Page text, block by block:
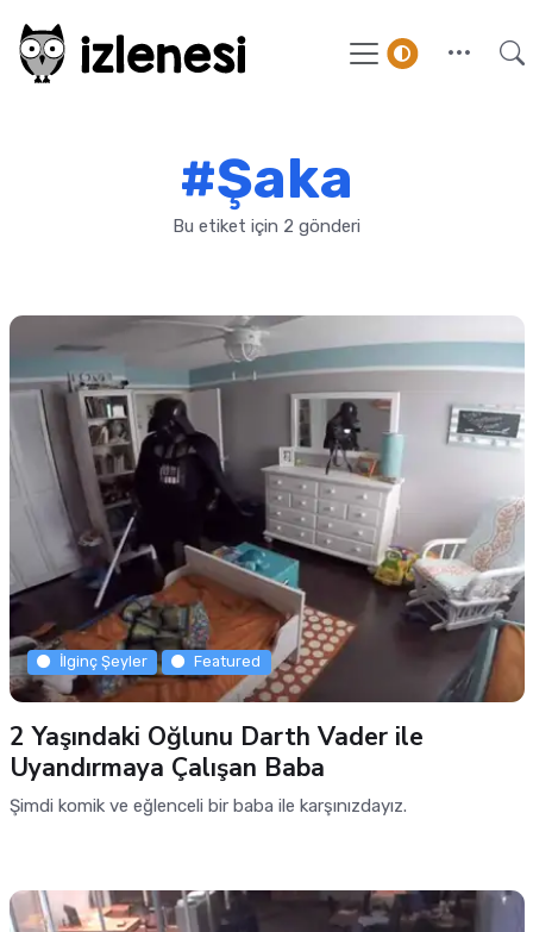
#Şaka
Bu etiket için 2 gönderi
İlginç Şeyler Featured
2 Yaşındaki Oğlunu Darth Vader ile
Uyandırmaya Çalışan Baba
Şimdi komik ve eğlenceli bir baba ile karşınızdayız.